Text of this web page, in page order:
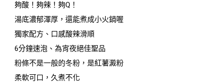
夠酸！夠辣！夠Q！
湯底濃郁渾厚，還能煮成小火鍋喔
獨家配方、口感酸辣滑順
6分鐘速泡、為宵夜絕佳聖品
粉條不是一般的冬粉，是紅薯澱粉
柔軟可口，久煮不化